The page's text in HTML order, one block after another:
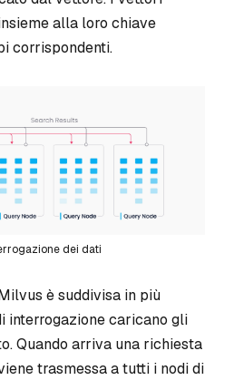
alla loro chiave
corrispondenti.
dei dati
è suddivisa in più
interrogazione caricano gli
Quando arriva una richiesta
trasmessa a tutti i nodi di